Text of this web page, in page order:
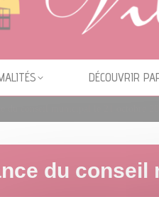
DÉCOUVRIR
du conseil